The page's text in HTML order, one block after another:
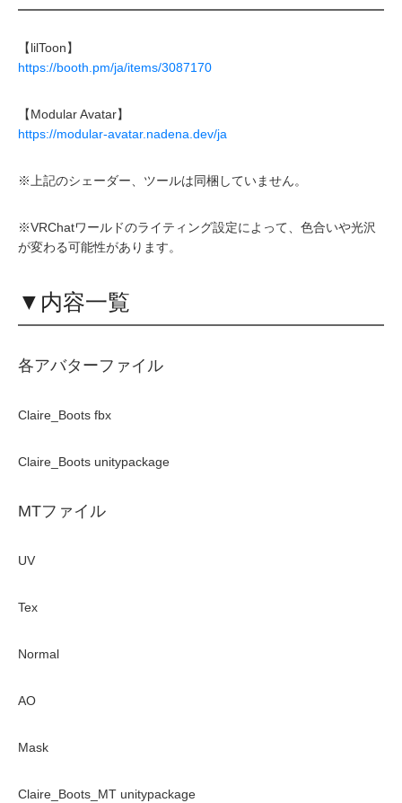
【lilToon】
https://booth.pm/ja/items/3087170
【Modular Avatar】
https://modular-avatar.nadena.dev/ja
※上記のシェーダー、ツールは同梱していません。
※VRChatワールドのライティング設定によって、色合いや光沢
が変わる可能性があります。
▼内容一覧
各アバターファイル
Claire_Boots fbx
Claire_Boots unitypackage
MTファイル
UV
Tex
Normal
AO
Mask
Claire_Boots_MT unitypackage